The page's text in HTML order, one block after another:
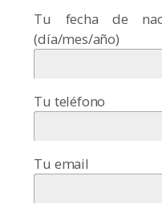
Tu fecha de
(día/mes/año)
Tu teléfono
Tu email